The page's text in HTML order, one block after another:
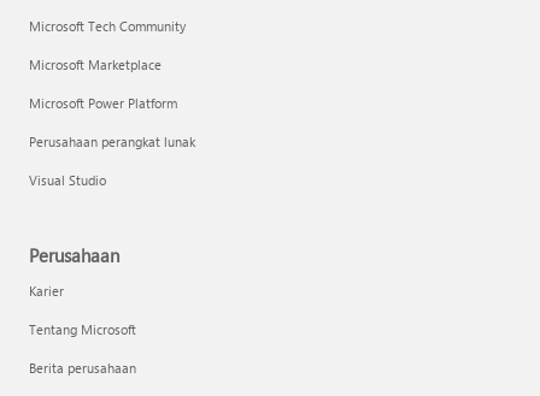
Microsoft Tech Community
Microsoft Marketplace
Microsoft Power Platform
Perusahaan perangkat lunak
Visual Studio
Perusahaan
Karier
Tentang Microsoft
Berita perusahaan